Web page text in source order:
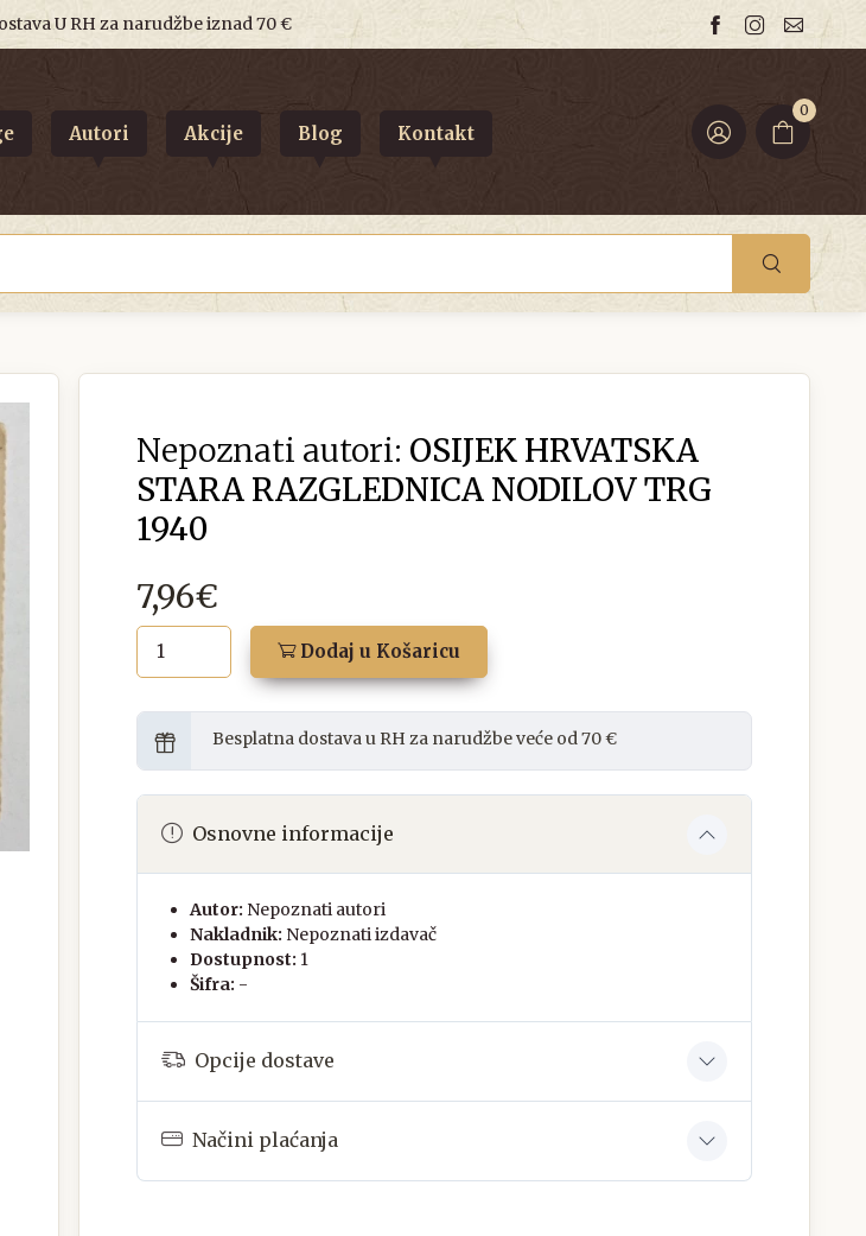
U RH za narudžbe iznad 70 €
0
Autori Akcije Blog Kontakt
Nepoznati autori: OSIJEK HRVATSKA
STARA RAZGLEDNICA NODILOV TRG
1940
7,96€
Dodaj u Košaricu
Besplatna dostava u RH za narudžbe veće od 70 €
Osnovne informacije
Autor: Nepoznati autori
Nakladnik: Nepoznati izdavač
Dostupnost: 1
Šifra: -
Opcije dostave
Načini plaćanja